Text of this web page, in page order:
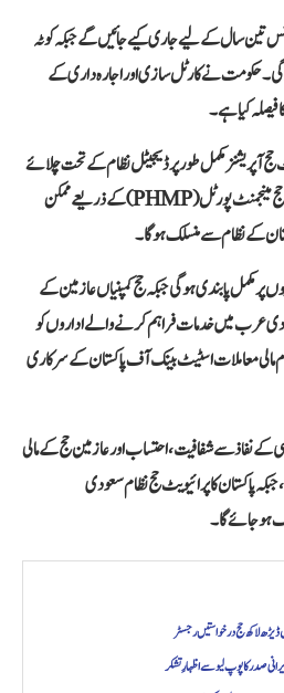
تین سال کے لیے جاری کیے جائیں گے جبکہ کوٹہ
حکومت نے کارٹل سازی اور اجارہ داری کے
کیا ہے۔
آپریشنز مکمل طور پر ڈیجیٹل نظام کے تحت چلائے
جائیں گے اور حج بکنگ صرف پرائیویٹ حج مینجمنٹ پورٹل (PHMP) کے ذریعے ممکن
کے نظام سے منسلک ہوگا۔
پر مکمل پابندی ہوگی جبکہ حج کمپنیاں عازمین کے
عرب میں خدمات فراہم کرنے والے اداروں کو
مالی معاملات اسٹیٹ بینک آف پاکستان کے سرکاری
کے نفاذ سے شفافیت، احتساب اور عازمین حج کے مالی
جبکہ پاکستان کا پرائیویٹ حج نظام سعودی
صدر کا پوپ لیو سے اظہارِ تشکر